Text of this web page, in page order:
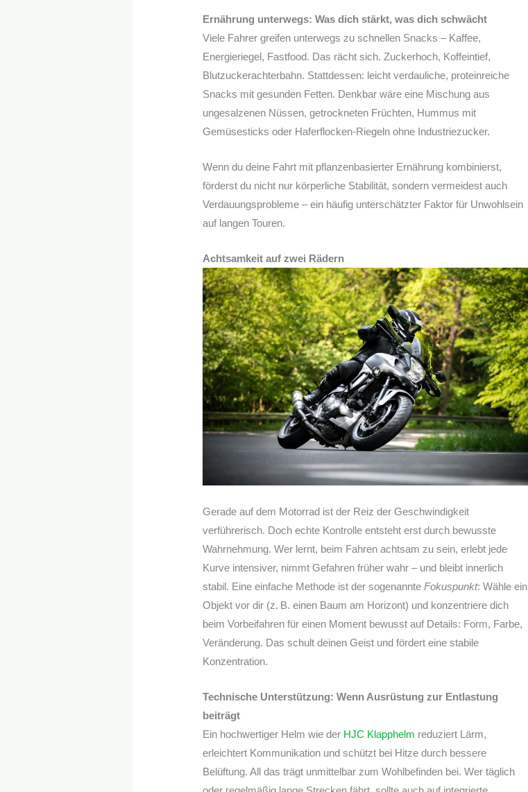
Ernährung unterwegs: Was dich stärkt, was dich schwächt
Viele Fahrer greifen unterwegs zu schnellen Snacks – Kaffee,
Energieriegel, Fastfood. Das rächt sich. Zuckerhoch, Koffeintief,
Blutzuckerachterbahn. Stattdessen: leicht verdauliche, proteinreiche
Snacks mit gesunden Fetten. Denkbar wäre eine Mischung aus
ungesalzenen Nüssen, getrockneten Früchten, Hummus mit
Gemüsesticks oder Haferflocken-Riegeln ohne Industriezucker.
Wenn du deine Fahrt mit pflanzenbasierter Ernährung kombinierst,
förderst du nicht nur körperliche Stabilität, sondern vermeidest auch
Verdauungsprobleme – ein häufig unterschätzter Faktor für Unwohlsein
auf langen Touren.
Achtsamkeit auf zwei Rädern
Gerade auf dem Motorrad ist der Reiz der Geschwindigkeit
verführerisch. Doch echte Kontrolle entsteht erst durch bewusste
Wahrnehmung. Wer lernt, beim Fahren achtsam zu sein, erlebt jede
Kurve intensiver, nimmt Gefahren früher wahr – und bleibt innerlich
stabil. Eine einfache Methode ist der sogenannteFokuspunkt: Wähle ein
Objekt vor dir (z. B. einen Baum am Horizont) und konzentriere dich
beim Vorbeifahren für einen Moment bewusst auf Details: Form, Farbe,
Veränderung. Das schult deinen Geist und fördert eine stabile
Konzentration.
Technische Unterstützung: Wenn Ausrüstung zur Entlastung
beiträgt
Ein hochwertiger Helm wie der HJC Klapphelm reduziert Lärm,
erleichtert Kommunikation und schützt bei Hitze durch bessere
Belüftung. All das trägt unmittelbar zum Wohlbefinden bei. Wer täglich